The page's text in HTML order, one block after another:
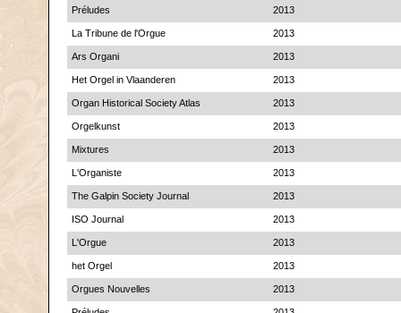
Préludes 2013
La Tribune de l'Orgue 2013
Ars Organi 2013
Het Orgel in Vlaanderen 2013
Organ Historical Society Atlas 2013
Orgelkunst 2013
Mixtures 2013
L'Organiste 2013
The Galpin Society Journal 2013
ISO Journal 2013
L'Orgue 2013
het Orgel 2013
Orgues Nouvelles 2013